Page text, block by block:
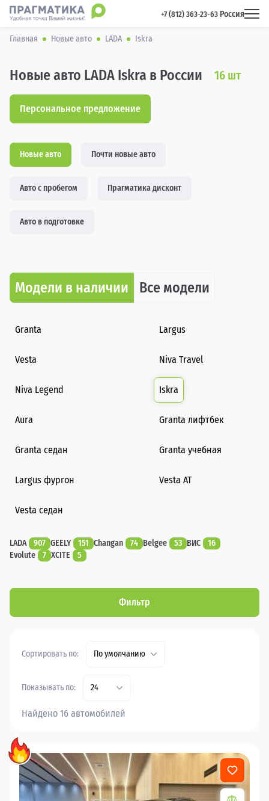
+7 (812) 363-23-63 Россия
Главная Новые авто LADA Iskra
Новые авто LADA Iskra в России 16 шт
Персональное предложение
Новые авто Почти новые авто
Авто с пробегом Прагматика дисконт
Авто в подготовке
Модели в наличии Все модели
Granta Largus
Vesta Niva Travel
Niva Legend Iskra
Aura Granta лифтбек
Granta седан Granta учебная
Largus фургон Vesta AT
Vesta седан
LADA 907 GEELY 151 Changan 74 Belgee 53 ВИС
16
Evolute
7 XCITE 5
Фильтр
Сортировать по: По умолчанию
Показывать по: 24
Найдено 16 автомобилей